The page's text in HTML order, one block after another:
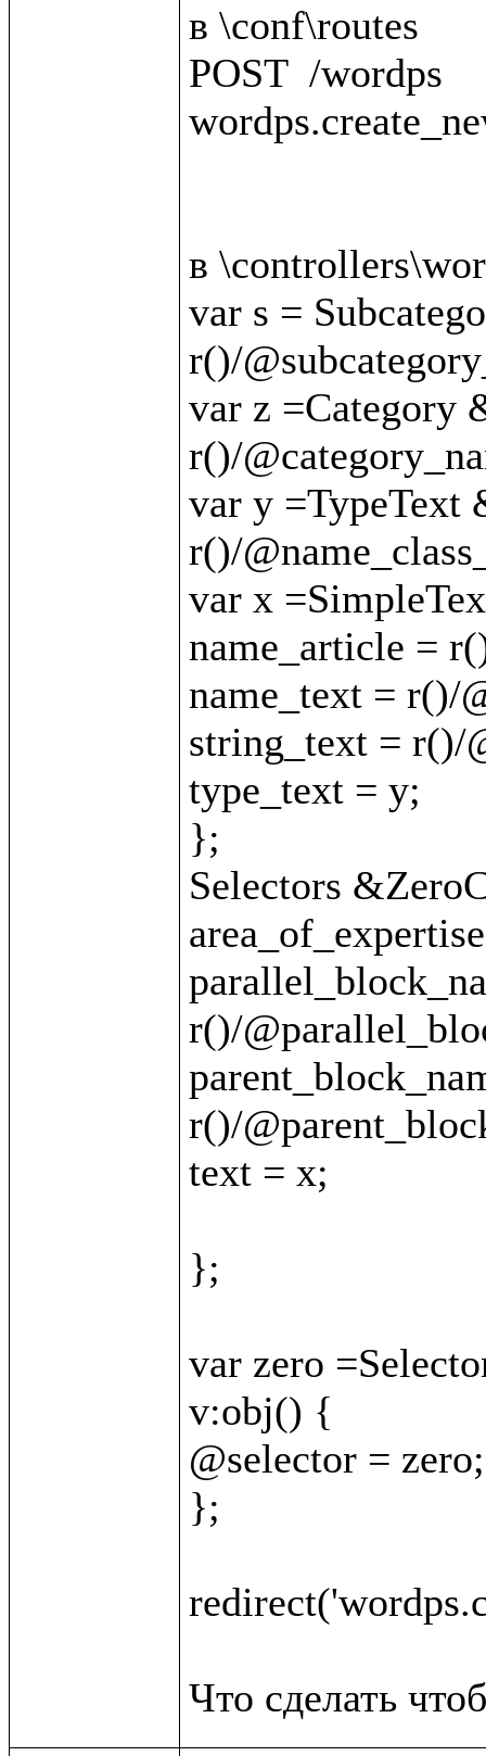
в \conf\routes
POST  /wordps
в
var s =
r()/
var z =Category
r()/
var y =TypeText
r()/
var x
name_article =
name_text = r()/
string_text = r()/
type_text = y;
};
Selectors
r()/
r()/
text = x;
};
var zero
v:obj() {
@selector = zero;
};